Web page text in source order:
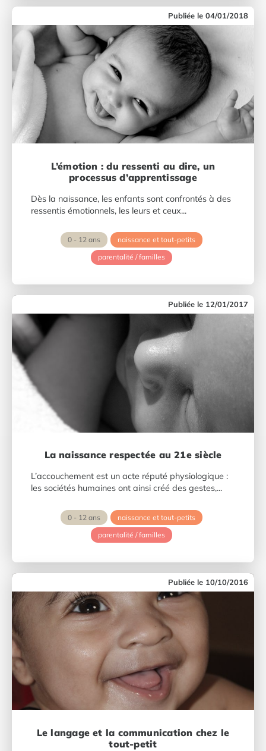
04/01/2018
L’émotion : du ressenti au dire, un
processus d’apprentissage
Dès la naissance, les enfants sont confrontés à des
ressentis émotionnels, les leurs et ceux...
0 - 12 ans
naissance et tout-petits
parentalité / familles
12/01/2017
La naissance respectée au 21e siècle
L’accouchement est un acte réputé physiologique :
les sociétés humaines ont ainsi créé des gestes,...
0 - 12 ans
naissance et tout-petits
parentalité / familles
10/10/2016
Le langage et la communication chez le
tout-petit